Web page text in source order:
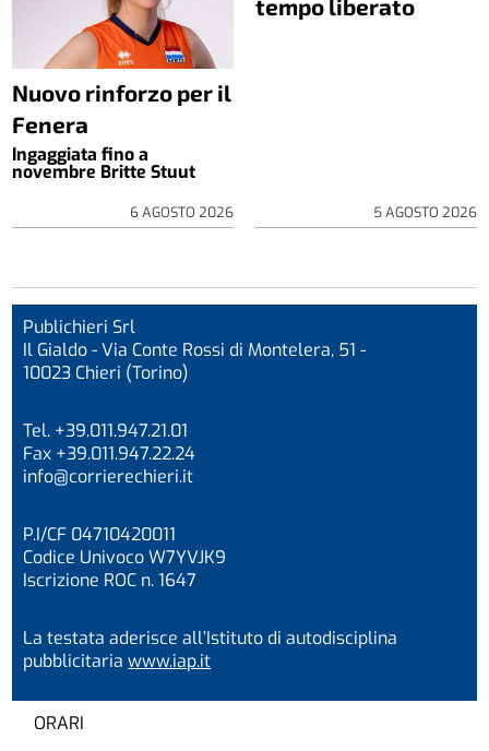
Nuovo rinforzo per il
Fenera
Ingaggiata fino a
novembre Britte Stuut
6 AGOSTO 2026
tempo liberato
5 AGOSTO 2026
Publichieri Srl
Il Gialdo - Via Conte Rossi di Montelera, 51 -
10023 Chieri (Torino)
Tel. +39.011.947.21.01
Fax +39.011.947.22.24
info@corrierechieri.it
P.I/CF 04710420011
Codice Univoco W7YVJK9
Iscrizione ROC n. 1647
La testata aderisce all’Istituto di autodisciplina
pubblicitariawww.iap.it
ORARI